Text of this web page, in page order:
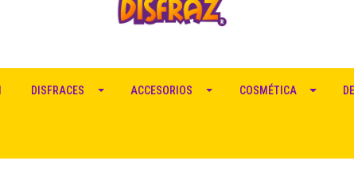
DISFRACES ACCESORIOS COSMÉTICA